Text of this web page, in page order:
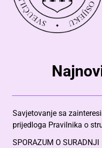
Savjetovanje sa
prijedloga Pravilnika o
SPORAZUM O SURADNJI